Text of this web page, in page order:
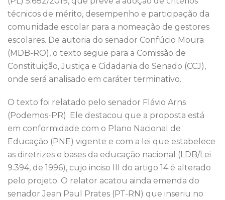
o
k
p
técnicos de mérito, desempenho e participação da
comunidade escolar para a nomeação de gestores
escolares. De autoria do senador Confúcio Moura
(MDB-RO), o texto segue para a Comissão de
Constituição, Justiça e Cidadania do Senado (CCJ),
onde será analisado em caráter terminativo.
O texto foi relatado pelo senador Flávio Arns
(Podemos-PR). Ele destacou que a proposta está
em conformidade com o Plano Nacional de
Educação (PNE) vigente e com a lei que estabelece
as diretrizes e bases da educação nacional (LDB/Lei
9.394, de 1996), cujo inciso III do artigo 14 é alterado
pelo projeto. O relator acatou ainda emenda do
senador Jean Paul Prates (PT-RN) que inseriu no